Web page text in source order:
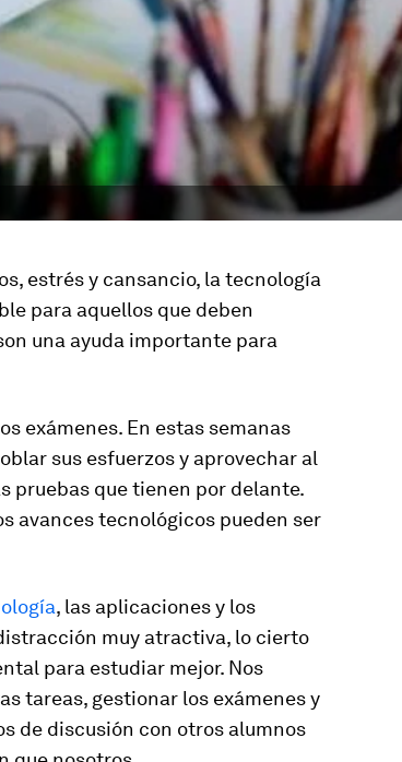
estrés y cansancio, la tecnología
para aquellos que deben
una ayuda importante para
exámenes. En estas semanas
sus esfuerzos y aprovechar al
pruebas que tienen por delante.
avances tecnológicos pueden ser
, las aplicaciones y los
muy atractiva, lo cierto
para estudiar mejor. Nos
tareas, gestionar los exámenes y
de discusión con otros alumnos